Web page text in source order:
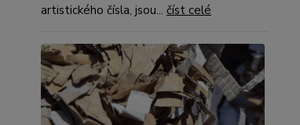
artistického čísla, jsou... číst celé